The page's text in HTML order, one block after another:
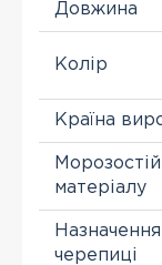
Довжина
Колір
Країна
матеріалу
Назначення
черепиці